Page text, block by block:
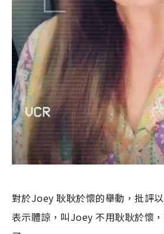
對於Joey 耿耿於懷的舉動，批評
表示體諒，叫Joey 不用耿耿於懷